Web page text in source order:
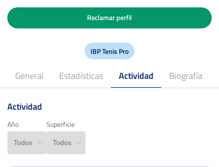
IBP Tenis Pro
General Estadísticas Actividad Biografía
Reclamar perfil
Profesional desde
Año Superficie
Actividad
Año Superficie